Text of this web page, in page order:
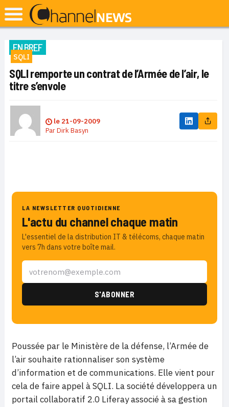
EN BREF
SQLI
SQLI remporte un contrat de l’Armée de l’air, le
titre s’envole
le 21-09-2009
ParDirk Basyn
LA NEWSLETTER QUOTIDIENNE
L'actu du channel chaque matin
L'essentiel de la distribution IT & télécoms, chaque matin
vers 7h dans votre boîte mail.
Poussée par le Ministère de la défense, l’Armée de
l’air souhaite rationnaliser son système
d’information et de communications. Elle vient pour
cela de faire appel à SQLI. La société développera un
portail collaboratif 2.0 Liferay associé à sa gestion